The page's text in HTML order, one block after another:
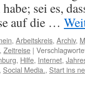
sei es,
auf die …
, Arbeitskreis, Archiv,
, Zeitreise |
, Hilfe, Internet,
, Social Media., Start ins